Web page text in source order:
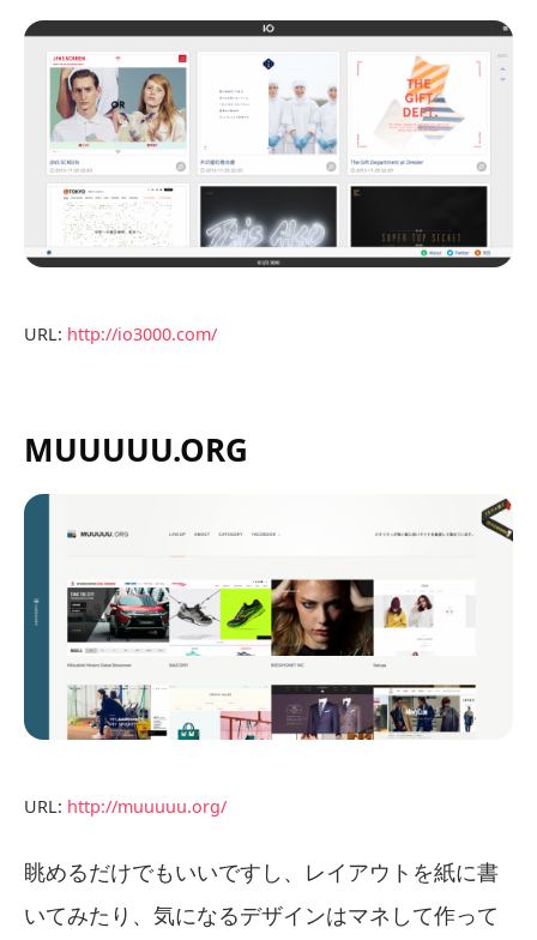
URL: http://io3000.com/
MUUUUU.ORG
URL: http://muuuuu.org/
眺めるだけでもいいですし、レイアウトを紙に書
いてみたり、気になるデザインはマネして作って